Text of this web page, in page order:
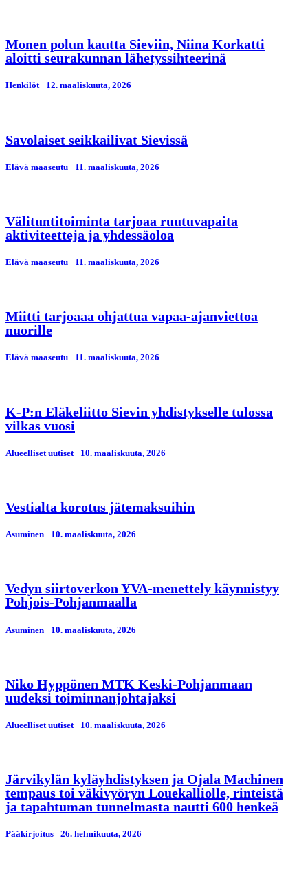
Monen polun kautta Sieviin, Niina Korkatti
aloitti seurakunnan lähetyssihteerinä
Henkilöt 12. maaliskuuta, 2026
Savolaiset seikkailivat Sievissä
Elävä maaseutu 11. maaliskuuta, 2026
Välituntitoiminta tarjoaa ruutuvapaita
aktiviteetteja ja yhdessäoloa
Elävä maaseutu 11. maaliskuuta, 2026
Miitti tarjoaaa ohjattua vapaa-ajanviettoa
nuorille
Elävä maaseutu 11. maaliskuuta, 2026
K-P:n Eläkeliitto Sievin yhdistykselle tulossa
vilkas vuosi
Alueelliset uutiset 10. maaliskuuta, 2026
Vestialta korotus jätemaksuihin
Asuminen 10. maaliskuuta, 2026
Vedyn siirtoverkon YVA-menettely käynnistyy
Pohjois-Pohjanmaalla
Asuminen 10. maaliskuuta, 2026
Niko Hyppönen MTK Keski-Pohjanmaan
uudeksi toiminnanjohtajaksi
Alueelliset uutiset 10. maaliskuuta, 2026
Järvikylän kyläyhdistyksen ja Ojala Machinen
tempaus toi väkivyöryn Louekalliolle, rinteistä
ja tapahtuman tunnelmasta nautti 600 henkeä
Pääkirjoitus 26. helmikuuta, 2026